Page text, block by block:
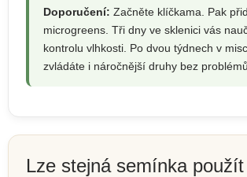
Doporučení: Začněte klíčkama. Pak
microgreens. Tři dny ve sklenici vás
kontrolu vlhkosti. Po dvou týdnech v
zvládáte i náročnější druhy bez problémů.
Lze stejná semínka